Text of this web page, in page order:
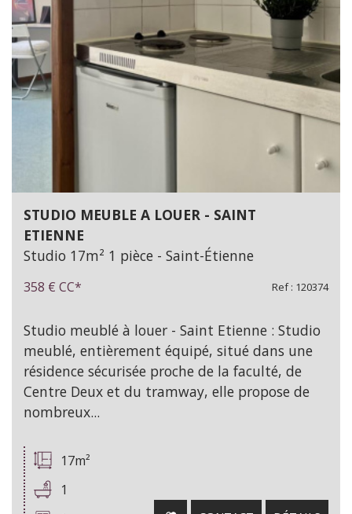
STUDIO MEUBLE A LOUER - SAINT
ETIENNE
Studio 17m² 1 pièce - Saint-Étienne
358 € CC* Ref : 120374
Studio meublé à louer - Saint Etienne : Studio
meublé, entièrement équipé, situé dans une
résidence sécurisée proche de la faculté, de
Centre Deux et du tramway, elle propose de
nombreux...
17m²
1